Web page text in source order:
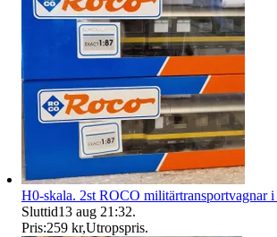
H0-skala. 2st ROCO militärtransportvagnar
Sluttid13 aug 21:32.
Pris:259 kr,Utropspris.